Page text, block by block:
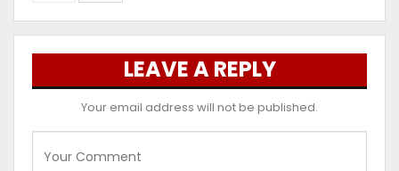
LEAVE A REPLY
Your email address will not be published.